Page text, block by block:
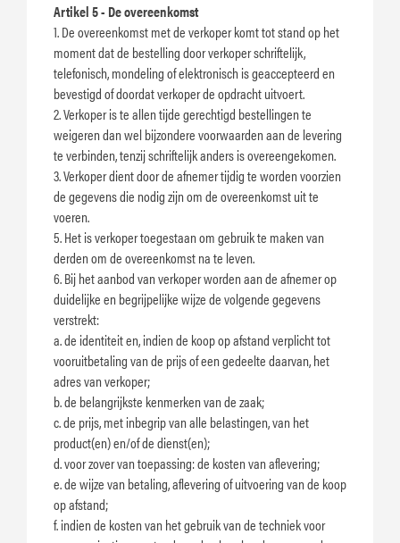
Artikel 5 - De overeenkomst
1. De overeenkomst met de verkoper komt tot stand op het
moment dat de bestelling door verkoper schriftelijk,
telefonisch, mondeling of elektronisch is geaccepteerd en
bevestigd of doordat verkoper de opdracht uitvoert.
2. Verkoper is te allen tijde gerechtigd bestellingen te
weigeren dan wel bijzondere voorwaarden aan de levering
te verbinden, tenzij schriftelijk anders is overeengekomen.
3. Verkoper dient door de afnemer tijdig te worden voorzien
de gegevens die nodig zijn om de overeenkomst uit te
voeren.
5. Het is verkoper toegestaan om gebruik te maken van
derden om de overeenkomst na te leven.
6. Bij het aanbod van verkoper worden aan de afnemer op
duidelijke en begrijpelijke wijze de volgende gegevens
verstrekt:
a. de identiteit en, indien de koop op afstand verplicht tot
vooruitbetaling van de prijs of een gedeelte daarvan, het
adres van verkoper;
b. de belangrijkste kenmerken van de zaak;
c. de prijs, met inbegrip van alle belastingen, van het
product(en) en/of de dienst(en);
d. voor zover van toepassing: de kosten van aflevering;
e. de wijze van betaling, aflevering of uitvoering van de koop
op afstand;
f. indien de kosten van het gebruik van de techniek voor